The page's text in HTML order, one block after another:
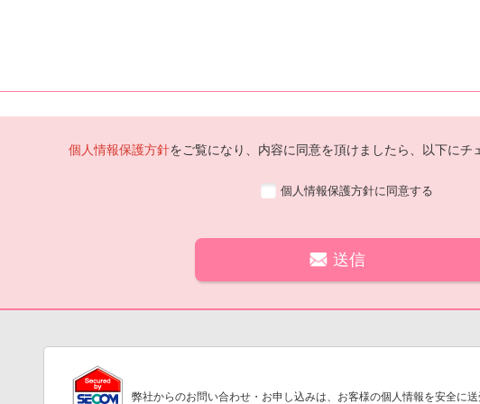
個人情報保護方針をご覧になり、内容に同意を頂けましたら、以下にチ
個人情報保護方針に同意する
弊社からのお問い合わせ・お申し込みは、お客様の個人情報を安全に